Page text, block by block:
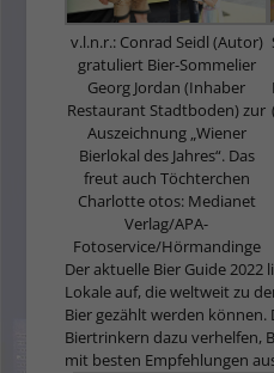
v.l.n.r.: Conrad Seidl (Autor)
gratuliert Bier-Sommelier
Georg Jordan (Inhaber
Restaurant Stadtboden) zur
Auszeichnung „Wiener
Bierlokal des Jahres“. Das
freut auch Töchterchen
Charlotte otos: Medianet
Verlag/APA-
Fotoservice/Hörmandinge
Der aktuelle Bier Guide 2022
Lokale auf, die weltweit zu
Bier gezählt werden können.
Biertrinkern dazu verhelfen,
mit besten Empfehlungen